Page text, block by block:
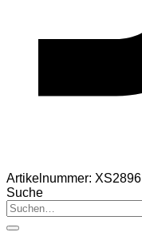
Artikelnummer: XS2896
Suche
Suche
nach: